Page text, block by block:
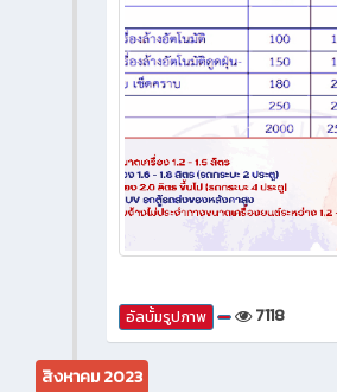
อัลบั้มรูปภาพ 7118
สิงหาคม 2023